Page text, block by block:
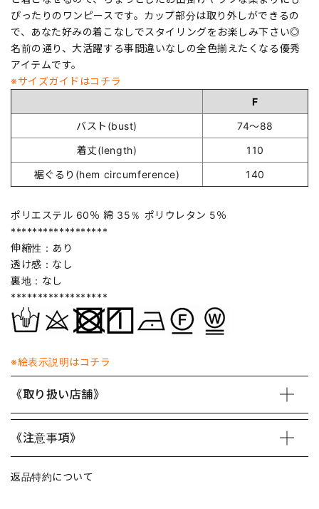
ぴったりのワンピースです。カップ部分は取り外しができるの
で、あなた好みの着こなしでスタイリングをお楽しみ下さい◎
名前の通り、大活躍する事間違いなしの全色揃えたくなる優秀
アイテムです。
※サイズガイドはコチラ
F
バスト(bust)
74～88
着丈(length)
110
裾ぐるり(hem circumference)
140
ポリエステル 60％ 綿 35％ ポリウレタン 5％
******************
伸縮性：あり
透け感：なし
裏地：なし
******************
※絵表示説明はコチラ
《取り扱い店舗》
《注意事項》
返品特約について